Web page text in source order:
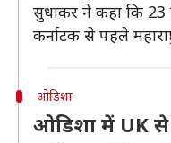
सुधाकर ने कहा कि 23
कर्नाटक से पहले
ओडिशा
ओडिशा में UK से